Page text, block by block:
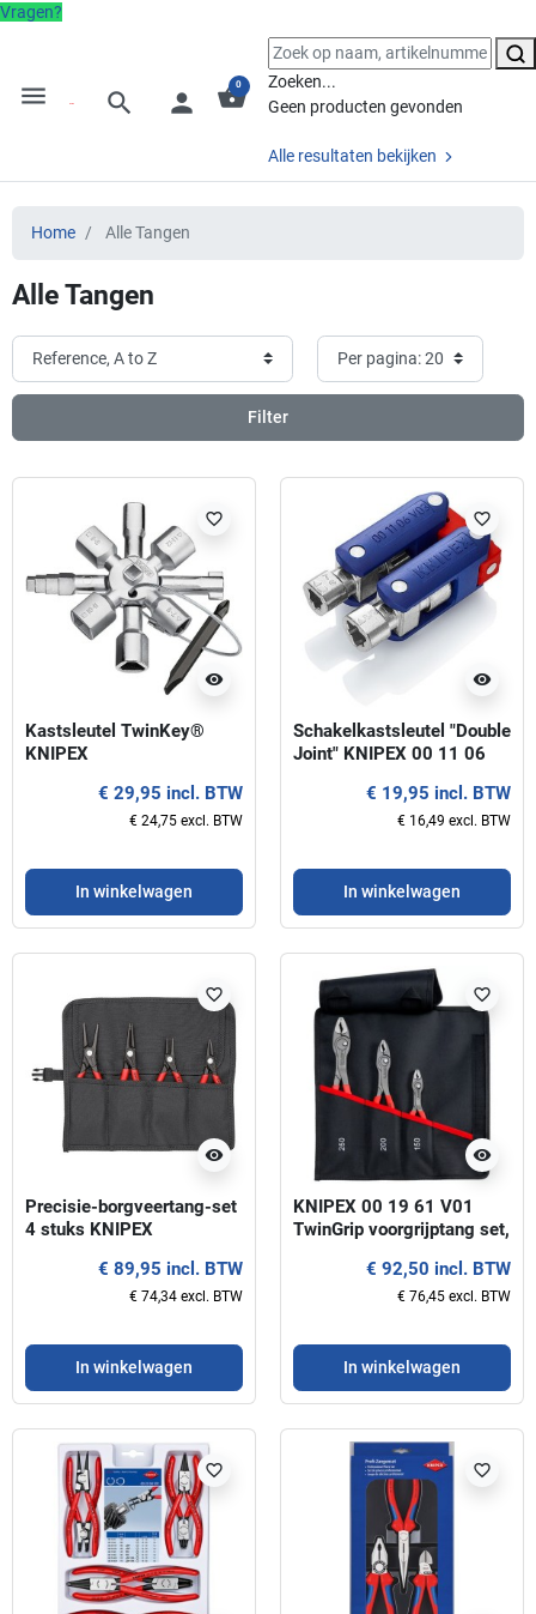
Vragen?
menu search person shopping_basket
0
Zoeken...
Geen producten gevonden
Alle resultaten bekijken
Home Alle Tangen
Alle Tangen
Filter
visibility
favorite_border
Kastsleutel TwinKey®
KNIPEX
€ 29,95 incl. BTW
€ 24,75 excl. BTW
In winkelwagen
visibility
favorite_border
Schakelkastsleutel "Double
Joint" KNIPEX 00 11 06
€ 19,95 incl. BTW
€ 16,49 excl. BTW
In winkelwagen
visibility
favorite_border
Precisie-borgveertang-set
4 stuks KNIPEX
€ 89,95 incl. BTW
€ 74,34 excl. BTW
In winkelwagen
visibility
favorite_border
KNIPEX 00 19 61 V01
TwinGrip voorgrijptang set,
€ 92,50 incl. BTW
€ 76,45 excl. BTW
In winkelwagen
favorite_border favorite_border